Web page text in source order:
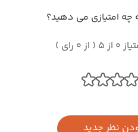
امتیازی می دهید؟
0 رای )
نظر جدید